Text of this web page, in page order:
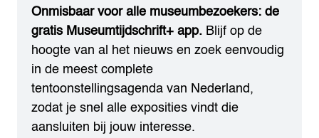
Onmisbaar voor alle museumbezoekers: de
gratis Museumtijdschrift+ app. Blijf op de
hoogte van al het nieuws en zoek eenvoudig
in de meest complete
tentoonstellingsagenda van Nederland,
zodat je snel alle exposities vindt die
aansluiten bij jouw interesse.